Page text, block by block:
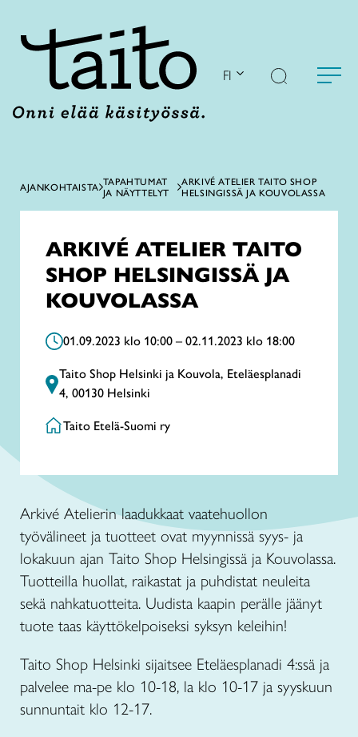
FI
AJANKOHTAISTA TAPAHTUMAT
JA NÄYTTELYT
ARKIVÉ ATELIER TAITO SHOP
HELSINGISSÄ JA KOUVOLASSA
ARKIVÉ ATELIER TAITO
SHOP HELSINGISSÄ JA
KOUVOLASSA
01.09.2023 klo 10:00 – 02.11.2023 klo 18:00
Taito Shop Helsinki ja Kouvola, Eteläesplanadi
4, 00130 Helsinki
Taito Etelä-Suomi ry
Arkivé Atelierin laadukkaat vaatehuollon
työvälineet ja tuotteet ovat myynnissä syys- ja
lokakuun ajan Taito Shop Helsingissä ja Kouvolassa.
Tuotteilla huollat, raikastat ja puhdistat neuleita
sekä nahkatuotteita. Uudista kaapin perälle jäänyt
tuote taas käyttökelpoiseksi syksyn keleihin!
Taito Shop Helsinki sijaitsee Eteläesplanadi 4:ssä ja
palvelee ma-pe klo 10-18, la klo 10-17 ja syyskuun
sunnuntait klo 12-17.